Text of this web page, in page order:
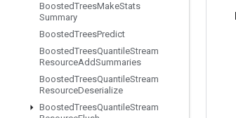
BoostedTreesMakeStats
Summary
BoostedTreesPredict
BoostedTreesQuantileStream
ResourceAddSummaries
BoostedTreesQuantileStream
ResourceDeserialize
BoostedTreesQuantileStream